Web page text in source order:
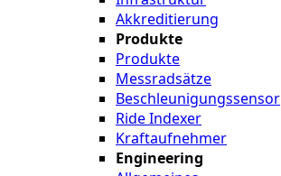
Akkreditierung
Produkte
Produkte
Messradsätze
Beschleunigungssensor
Ride Indexer
Kraftaufnehmer
Engineering